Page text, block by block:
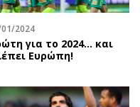
2024
για το 2024… και
Ευρώπη!